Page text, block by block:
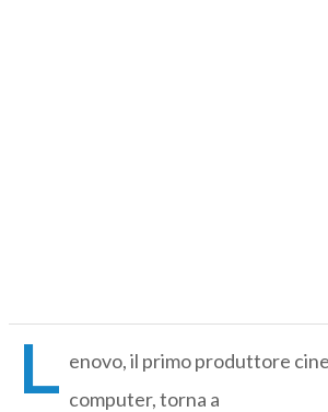
L enovo, il primo produttore
computer, torna a